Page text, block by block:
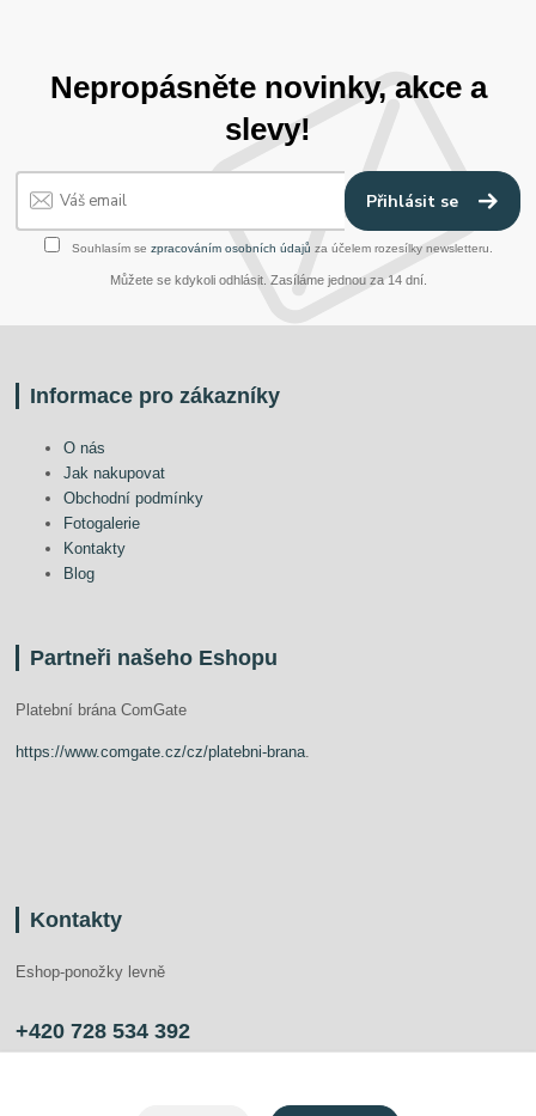
Nepropásněte novinky, akce a
slevy!
Přihlásit se
Souhlasím se zpracováním osobních údajů za účelem rozesílky newsletteru.
Můžete se kdykoli odhlásit. Zasíláme jednou za 14 dní.
Informace pro zákazníky
O nás
Jak nakupovat
Obchodní podmínky
Fotogalerie
Kontakty
Blog
Partneři našeho Eshopu
Platební brána ComGate
https://www.comgate.cz/cz/platebni-brana.
Kontakty
Eshop-ponožky levně
+420 728 534 392